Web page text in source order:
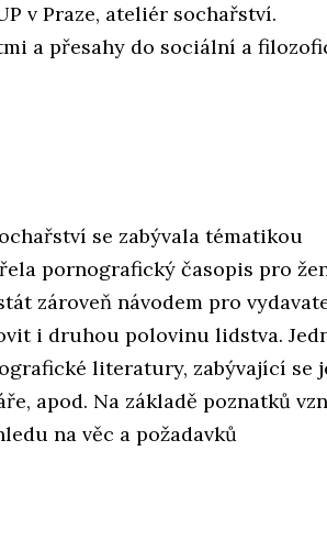
v Praze, ateliér sochařství.
a přesahy do sociální a
se zabývala tématikou
pornografický časopis pro
zároveň návodem pro
i druhou polovinu lidstva.
literatury, zabývající se
apod. Na základě poznatků
na věc a požadavků